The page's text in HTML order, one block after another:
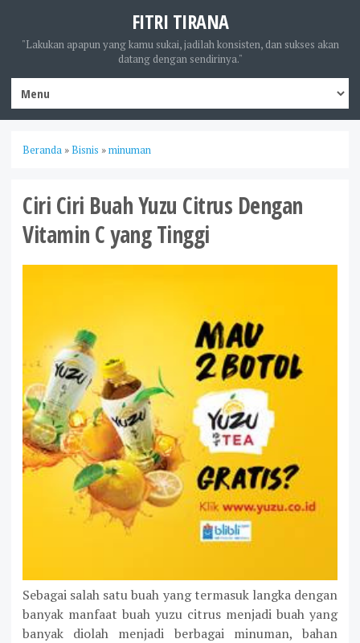
FITRI TIRANA
"Lakukan apapun yang kamu sukai, jadilah konsisten, dan sukses akan
datang dengan sendirinya."
Beranda »Bisnis »minuman
Ciri Ciri Buah Yuzu Citrus Dengan
Vitamin C yang Tinggi
Sebagai salah satu buah yang termasuk langka dengan
banyak manfaat buah yuzu citrus menjadi buah yang
banyak diolah menjadi berbagai minuman, bahan